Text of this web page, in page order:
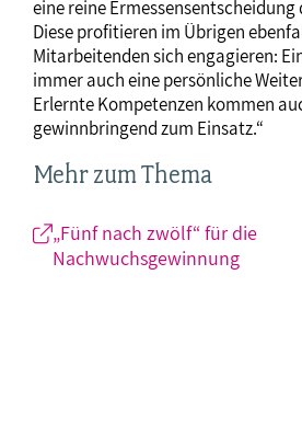
eine reine
Diese profitieren im Übrigen
Mitarbeitenden sich engagieren:
immer auch eine persönliche
Erlernte Kompetenzen kommen
gewinnbringend zum Einsatz.“
Mehr zum Thema
„Fünf nach zwölf“ für die
Nachwuchsgewinnung